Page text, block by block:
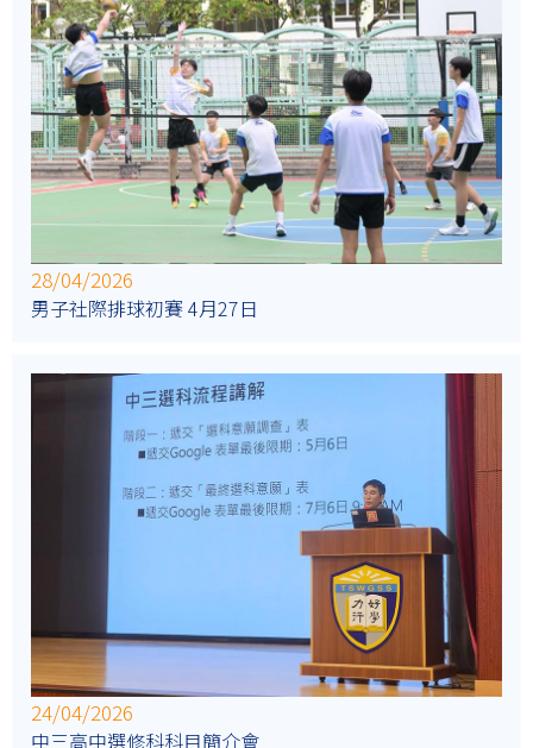
28/04/2026
男子社際排球初賽 4月27日
24/04/2026
中三高中選修科科目簡介會